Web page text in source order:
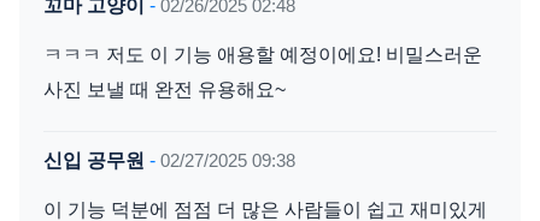
꼬마 고양이 - 02/26/2025 02:48
ㅋㅋㅋ 저도 이 기능 애용할 예정이에요! 비밀스러운
사진 보낼 때 완전 유용해요~
신입 공무원 - 02/27/2025 09:38
이 기능 덕분에 점점 더 많은 사람들이 쉽고 재미있게